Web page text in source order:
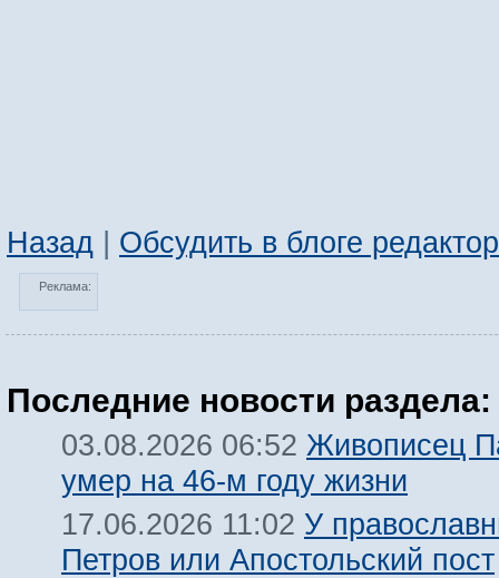
Назад | Обсудить в блоге
Реклама:
Последние новости раздела:
03.08.2026 06:52 Живописец
умер на 46-м году жизни
17.06.2026 11:02 У
Петров или Апостольский пост